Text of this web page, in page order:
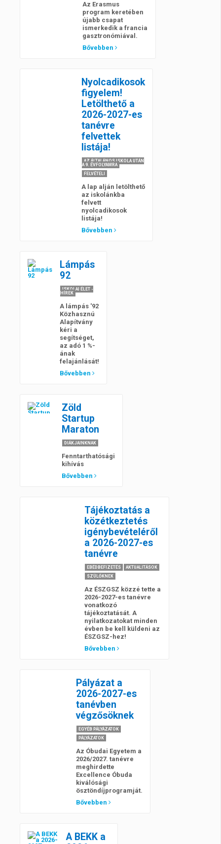
Az Erasmus
program keretében
újabb csapat
ismerkedik a francia
gasztronómiával.
Bővebben
Nyolcadikosok
figyelem!
Letölthető a
2026-2027-es
tanévre
felvettek
listája!
AZ ÁLTALÁNOS ISKOLA UTÁN
A 9. ÉVFOLYAMRA
FELVÉTELI
A lap alján letölthető
az iskolánkba
felvett
nyolcadikosok
listája!
Bővebben
Lámpás
92
ISKOLAI ÉLET -
HÍREK
A lámpás '92
Közhasznú
Alapítvány
kéri a
segítséget,
az adó 1 %-
ának
felajánlását!
Bővebben
Zöld
Startup
Maraton
DIÁKJAINKNAK
Fenntarthatósági
kihívás
Bővebben
Tájékoztatás a
közétkeztetés
igénybevételéről
a 2026-2027-es
tanévre
EBÉDBEFIZETÉS
AKTUALITÁSOK
SZÜLŐKNEK
Az ÉSZGSZ közzé tette a
2026-2027-es tanévre
vonatkozó
tájékoztatását. A
nyilatkozatokat minden
évben be kell küldeni az
ÉSZGSZ-hez!
Bővebben
Pályázat a
2026-2027-es
tanévben
végzősöknek
EGYÉB PÁLYÁZATOK
PÁLYÁZATOK
Az Óbudai Egyetem a
2026/2027. tanévre
meghirdette
Excellence Óbuda
kiválósági
ösztöndíjprogramját.
Bővebben
A BEKK a